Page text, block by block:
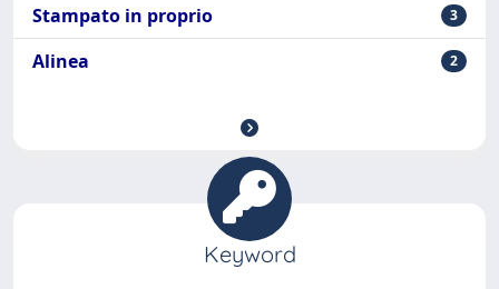
Stampato in proprio 3
Alinea 2
Keyword